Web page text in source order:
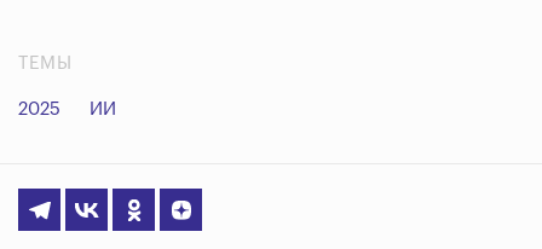
ТЕМЫ
2025 ИИ